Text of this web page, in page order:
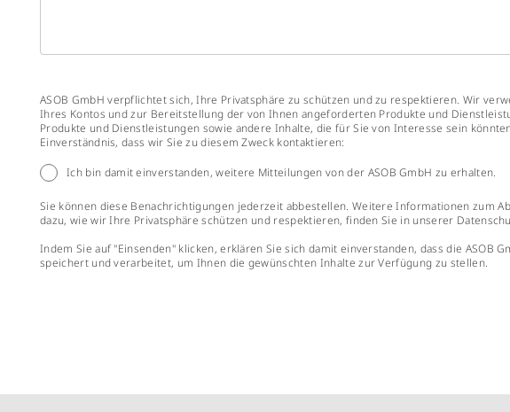
ASOB GmbH verpflichtet sich, Ihre Privatsphäre zu schützen und zu respektieren. Wir
Ihres Kontos und zur Bereitstellung der von Ihnen angeforderten Produkte und
Produkte und Dienstleistungen sowie andere Inhalte, die für Sie von Interesse sein
Einverständnis, dass wir Sie zu diesem Zweck kontaktieren:
Ich bin damit einverstanden, weitere Mitteilungen von der ASOB GmbH zu erhalten.
Sie können diese Benachrichtigungen jederzeit abbestellen. Weitere Informationen zum
dazu, wie wir Ihre Privatsphäre schützen und respektieren, finden Sie in unserer
Indem Sie auf "Einsenden" klicken, erklären Sie sich damit einverstanden, dass die ASOB
speichert und verarbeitet, um Ihnen die gewünschten Inhalte zur Verfügung zu stellen.